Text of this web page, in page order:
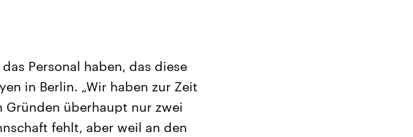
Personal haben, das diese
in Berlin. „Wir haben zur Zeit
Gründen überhaupt nur zwei
fehlt, aber weil an den